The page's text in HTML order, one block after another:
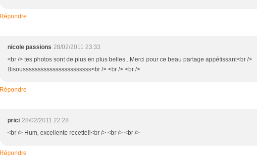
Répondre
nicole passions 28/02/2011 23:33
<br /> tes photos sont de plus en plus belles...Merci pour ce beau partage appétissant<br />
Bisousssssssssssssssssssssss<br /> <br /> <br />
Répondre
prici 28/02/2011 22:28
<br /> Hum, excellente recette!!<br /> <br /> <br />
Répondre